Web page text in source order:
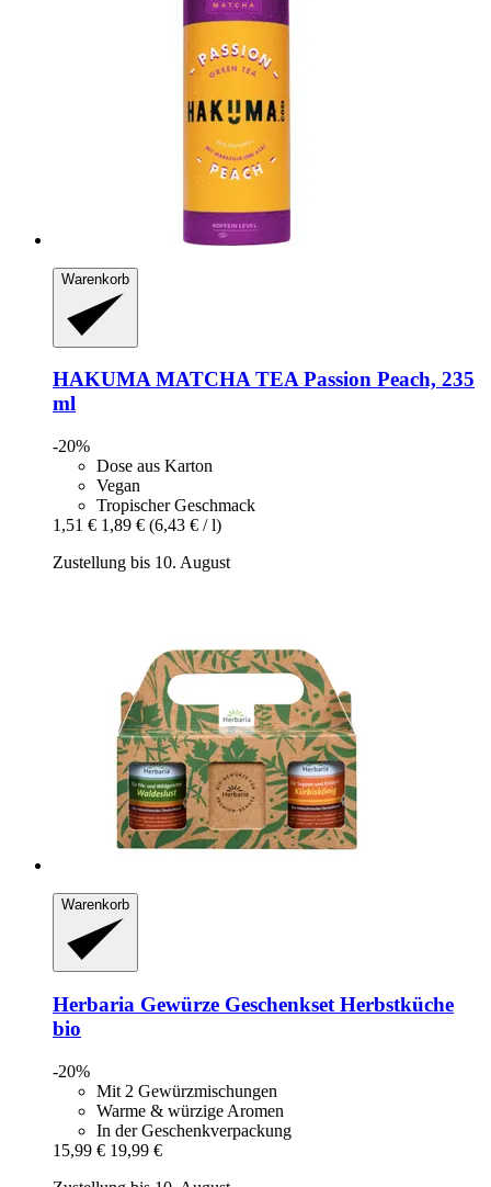
Warenkorb
HAKUMAMATCHA TEA Passion Peach, 235
ml
-20%
Dose aus Karton
Vegan
Tropischer Geschmack
1,51 € 1,89 € (6,43 € / l)
Zustellung bis 10. August
Warenkorb
Herbaria Gewürze Geschenkset Herbstküche
bio
-20%
Mit 2 Gewürzmischungen
Warme & würzige Aromen
In der Geschenkverpackung
15,99 € 19,99 €